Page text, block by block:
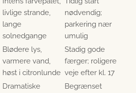
livlige strande,
lange
solnedgange
nødvendig;
parkering nær
umulig
Blødere lys,
varmere vand,
høst i citronlunde
Stadig gode
færger; roligere
veje efter kl. 17
Dramatiske
Begrænset